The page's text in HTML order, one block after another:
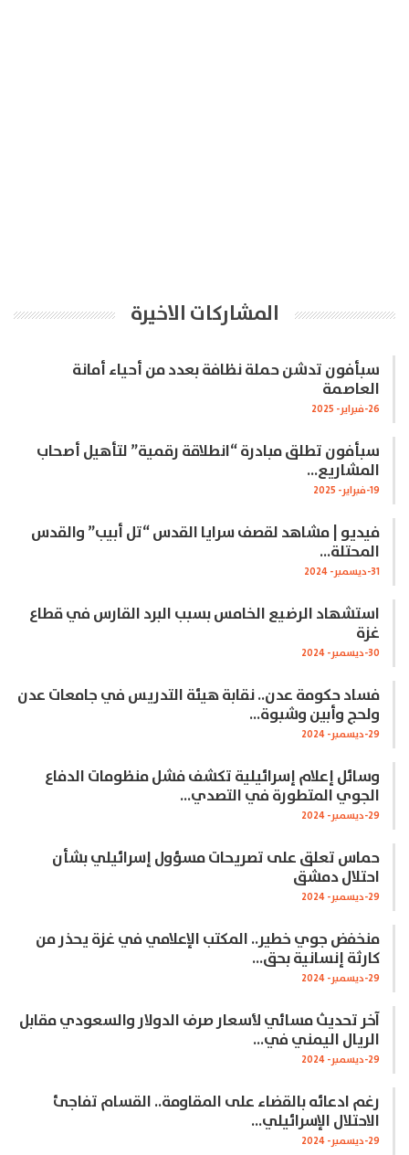
المشاركات الاخيرة
سبأفون تدشن حملة نظافة بعدد من أحياء أمانة
العاصمة
26-فبراير- 2025
سبأفون تطلق مبادرة “انطلاقة رقمية” لتأهيل أصحاب
المشاريع…
19-فبراير- 2025
فيديو | مشاهد لقصف سرايا القدس “تل أبيب” والقدس
المحتلة…
31-ديسمبر- 2024
استشهاد الرضيع الخامس بسبب البرد القارس في قطاع
غزة
30-ديسمبر- 2024
فساد حكومة عدن.. نقابة هيئة التدريس في جامعات عدن
ولحج وأبين وشبوة…
29-ديسمبر- 2024
وسائل إعلام إسرائيلية تكشف فشل منظومات الدفاع
الجوي المتطورة في التصدي…
29-ديسمبر- 2024
حماس تعلق على تصريحات مسؤول إسرائيلي بشأن
احتلال دمشق
29-ديسمبر- 2024
منخفض جوي خطير.. المكتب الإعلامي في غزة يحذر من
كارثة إنسانية بحق…
29-ديسمبر- 2024
آخر تحديث مسائي لأسعار صرف الدولار والسعودي مقابل
الريال اليمني في…
29-ديسمبر- 2024
رغم ادعائه بالقضاء على المقاومة.. القسام تفاجئ
الاحتلال الإسرائيلي…
29-ديسمبر- 2024